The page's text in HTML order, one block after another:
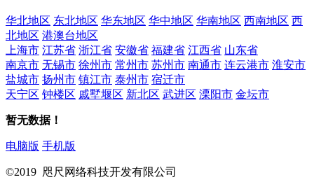
华北地区 东北地区 华东地区 华中地区 华南地区 西南地区 西
北地区 港澳台地区
上海市 江苏省 浙江省 安徽省 福建省 江西省 山东省
南京市 无锡市 徐州市 常州市 苏州市 南通市 连云港市 淮安市
盐城市 扬州市 镇江市 泰州市 宿迁市
天宁区 钟楼区 戚墅堰区 新北区 武进区 溧阳市 金坛市
暂无数据！
电脑版 手机版
©2019 咫尺网络科技开发有限公司